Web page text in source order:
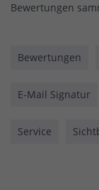
Bewertungen
Bewertungen
E-Mail Signatur
Service